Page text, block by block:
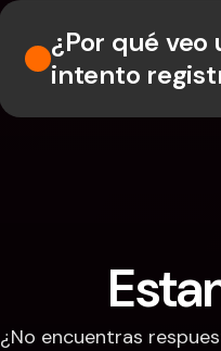
¿Por qué
intento
¿No encuentras